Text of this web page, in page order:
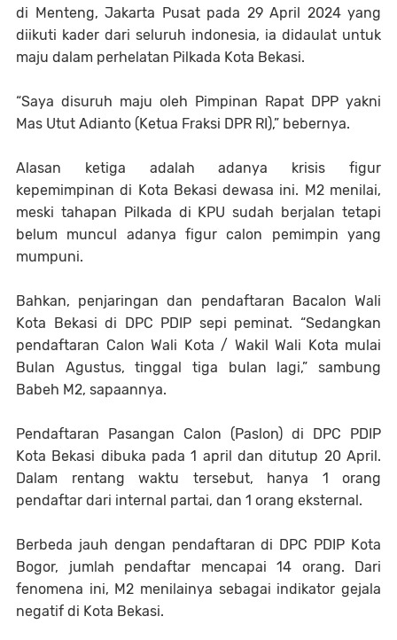
di Menteng, Jakarta Pusat pada 29 April 2024 yang
diikuti kader dari seluruh indonesia, ia didaulat untuk
maju dalam perhelatan Pilkada Kota Bekasi.
“Saya disuruh maju oleh Pimpinan Rapat DPP yakni
Mas Utut Adianto (Ketua Fraksi DPR RI),” bebernya.
Alasan ketiga adalah adanya krisis figur
kepemimpinan di Kota Bekasi dewasa ini. M2 menilai,
meski tahapan Pilkada di KPU sudah berjalan tetapi
belum muncul adanya figur calon pemimpin yang
mumpuni.
Bahkan, penjaringan dan pendaftaran Bacalon Wali
Kota Bekasi di DPC PDIP sepi peminat. “Sedangkan
pendaftaran Calon Wali Kota / Wakil Wali Kota mulai
Bulan Agustus, tinggal tiga bulan lagi,” sambung
Babeh M2, sapaannya.
Pendaftaran Pasangan Calon (Paslon) di DPC PDIP
Kota Bekasi dibuka pada 1 april dan ditutup 20 April.
Dalam rentang waktu tersebut, hanya 1 orang
pendaftar dari internal partai, dan 1 orang eksternal.
Berbeda jauh dengan pendaftaran di DPC PDIP Kota
Bogor, jumlah pendaftar mencapai 14 orang. Dari
fenomena ini, M2 menilainya sebagai indikator gejala
negatif di Kota Bekasi.